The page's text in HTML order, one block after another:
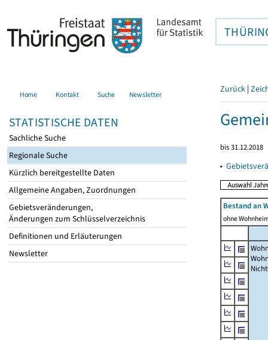
Home Kontakt Suche Newsletter
STATISTISCHE DATEN
Sachliche Suche
Regionale Suche
Kürzlich bereitgestellte Daten
Allgemeine Angaben, Zuordnungen
Gebietsveränderungen,
Änderungen zum Schlüsselverzeichnis
Definitionen und Erläuterungen
Newsletter
Zurück |
bis 31.12.2018
▸
Bestand an
ohne